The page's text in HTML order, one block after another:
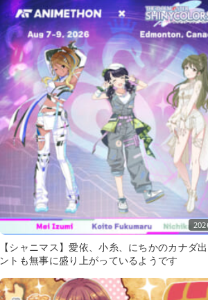
【シャニマス】愛依、小糸、にちかのカナダ
ントも無事に盛り上がっているようです